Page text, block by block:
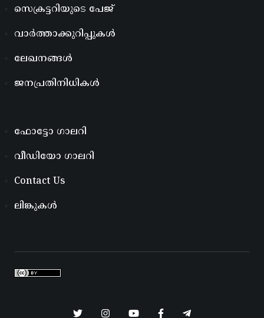
സെക്രട്ടറിയുടെ പേജ്
വാർത്താക്കുറിപ്പുകൾ
ലേഖനങ്ങൾ
ജനപ്രതിനിധികൾ
ഫോട്ടോ ഗാലറി
വീഡിയോ ഗാലറി
Contact Us
ലിങ്കുകൾ